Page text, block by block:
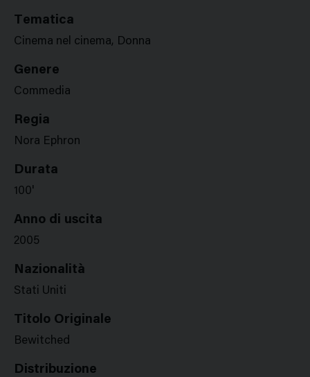
Tematica
Cinema nel cinema, Donna
Genere
Commedia
Regia
Nora Ephron
Durata
100'
Anno di uscita
2005
Nazionalità
Stati Uniti
Titolo Originale
Bewitched
Distribuzione